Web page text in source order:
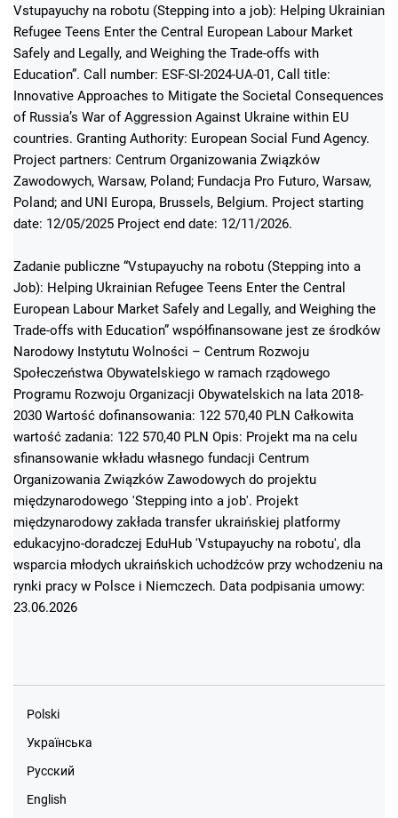
Vstupayuchy na robotu (Stepping into a job): Helping Ukrainian
Refugee Teens Enter the Central European Labour Market
Safely and Legally, and Weighing the Trade-offs with
Education”. Call number: ESF-SI-2024-UA-01, Call title:
Innovative Approaches to Mitigate the Societal Consequences
of Russia’s War of Aggression Against Ukraine within EU
countries. Granting Authority: European Social Fund Agency.
Project partners: Centrum Organizowania Związków
Zawodowych, Warsaw, Poland; Fundacja Pro Futuro, Warsaw,
Poland; and UNI Europa, Brussels, Belgium. Project starting
date: 12/05/2025 Project end date: 12/11/2026.
Zadanie publiczne “Vstupayuchy na robotu (Stepping into a
Job): Helping Ukrainian Refugee Teens Enter the Central
European Labour Market Safely and Legally, and Weighing the
Trade-offs with Education” współfinansowane jest ze środków
Narodowy Instytutu Wolności – Centrum Rozwoju
Społeczeństwa Obywatelskiego w ramach rządowego
Programu Rozwoju Organizacji Obywatelskich na lata 2018-
2030 Wartość dofinansowania: 122 570,40 PLN Całkowita
wartość zadania: 122 570,40 PLN Opis: Projekt ma na celu
sfinansowanie wkładu własnego fundacji Centrum
Organizowania Związków Zawodowych do projektu
międzynarodowego 'Stepping into a job'. Projekt
międzynarodowy zakłada transfer ukraińskiej platformy
edukacyjno-doradczej EduHub 'Vstupayuchy na robotu', dla
wsparcia młodych ukraińskich uchodźców przy wchodzeniu na
rynki pracy w Polsce i Niemczech. Data podpisania umowy:
23.06.2026
Polski
Українська
Русский
English